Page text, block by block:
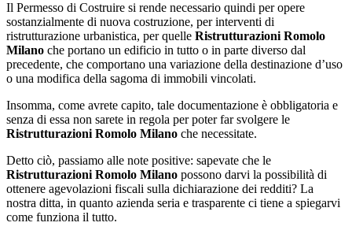
Il Permesso di Costruire si rende necessario quindi per opere
sostanzialmente di nuova costruzione, per interventi di
ristrutturazione urbanistica, per quelle Ristrutturazioni Romolo
Milano che portano un edificio in tutto o in parte diverso dal
precedente, che comportano una variazione della destinazione d’uso
o una modifica della sagoma di immobili vincolati.
Insomma, come avrete capito, tale documentazione è obbligatoria e
senza di essa non sarete in regola per poter far svolgere le
Ristrutturazioni Romolo Milano che necessitate.
Detto ciò, passiamo alle note positive: sapevate che le
Ristrutturazioni Romolo Milano possono darvi la possibilità di
ottenere agevolazioni fiscali sulla dichiarazione dei redditi? La
nostra ditta, in quanto azienda seria e trasparente ci tiene a spiegarvi
come funziona il tutto.